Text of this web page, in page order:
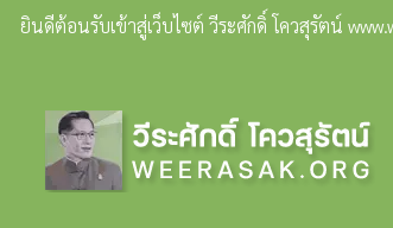
ยินดีต้อนรับเข้าสู่เว็บไซต์ วีระศักดิ์ โควสุรัตน์